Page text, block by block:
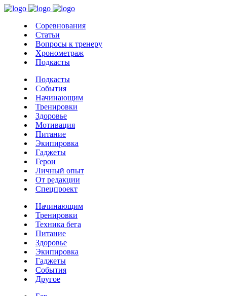
Соревнования
Статьи
Вопросы к тренеру
Хронометраж
Подкасты
Подкасты
События
Начинающим
Тренировки
Здоровье
Мотивация
Питание
Экипировка
Гаджеты
Герои
Личный опыт
От редакции
Спецпроект
Начинающим
Тренировки
Техника бега
Питание
Здоровье
Экипировка
Гаджеты
События
Другое